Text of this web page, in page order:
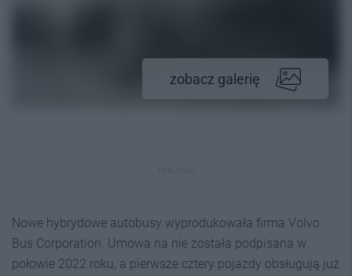
zobacz galerię
Nowe hybrydowe autobusy wyprodukowała firma Volvo
Bus Corporation. Umowa na nie została podpisana w
połowie 2022 roku, a pierwsze cztery pojazdy obsługują już